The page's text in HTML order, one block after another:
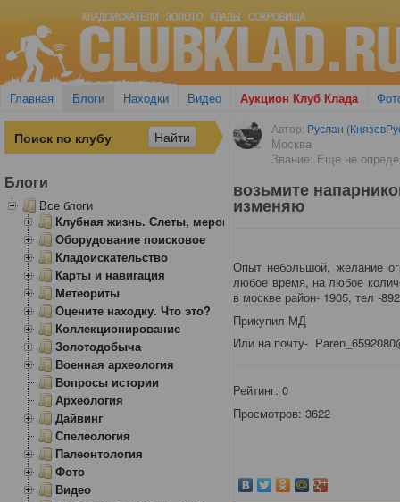
Главная Блоги Находки Видео Аукцион Клуб Клада
Автор: Руслан
Москва
Звание: Еще не
возьмите
изменяю
Опыт небольшой, желание
любое время, на любое
в москве район- 1905, тел -
Прикупил МД
Или на почту-
Рейтинг:0
Просмотров: 3622
Блоги
Все блоги
Клубная жизнь. Слеты, мероприятия
Оборудование поисковое
Кладоискательство
Карты и навигация
Метеориты
Оцените находку. Что это?
Коллекционирование
Золотодобыча
Военная археология
Вопросы истории
Археология
Дайвинг
Спелеология
Палеонтология
Фото
Видео